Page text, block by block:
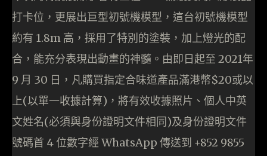
打卡位，更展出巨型初號機模型，這台初號機模型
約有 1.8m 高，採用了特別的塗裝，加上燈光的配
合，能充分表現出動畫的神髓。由即日起至 2021年
9 月 30 日，凡購買指定合味道產品滿港幣$20或以
上(以單一收據計算)，將有效收據照片、個人中英
文姓名(必須與身份證明文件相同)及身份證明文件
號碼首 4 位數字經 WhatsApp 傳送到 +852 9855